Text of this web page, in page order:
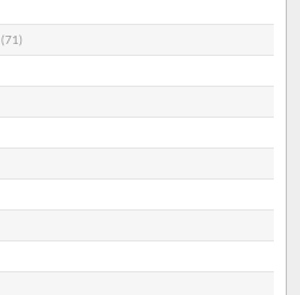
(71)